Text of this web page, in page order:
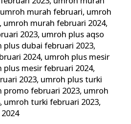
umroh murah februari, umroh
, umroh murah februari 2024,
2023, umroh plus aqso
plus dubai februari 2023,
2024, umroh plus mesir
plus mesir februari 2024,
2023, umroh plus turki
promo februari 2023, umroh
, umroh turki februari 2023,